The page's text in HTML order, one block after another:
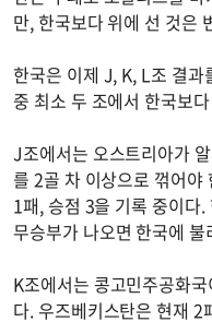
만, 한국보다 위에 선 것은
한국은 이제 J, K, L조 결
중 최소 두 조에서 한국보
J조에서는 오스트리아가
를 2골 차 이상으로 꺾어
1패, 승점 3을 기록 중이다
무승부가 나오면 한국에
K조에서는 콩고민주공화
다. 우즈베키스탄은 현재 2